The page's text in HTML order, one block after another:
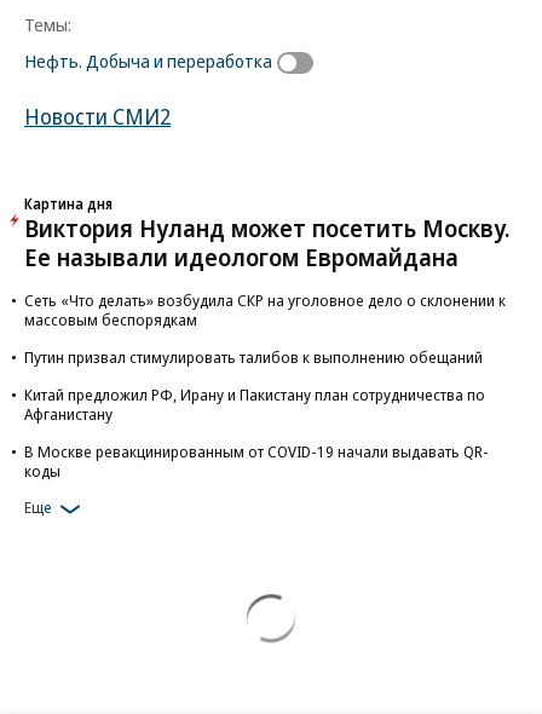
Темы:
Нефть. Добыча и переработка
Новости СМИ2
Картина дня
Виктория Нуланд может посетить Москву.
Ее называли идеологом Евромайдана
Сеть «Что делать» возбудила СКР на уголовное дело о склонении к
массовым беспорядкам
Путин призвал стимулировать талибов к выполнению обещаний
Китай предложил РФ, Ирану и Пакистану план сотрудничества по
Афганистану
В Москве ревакцинированным от COVID-19 начали выдавать QR-
коды
Еще